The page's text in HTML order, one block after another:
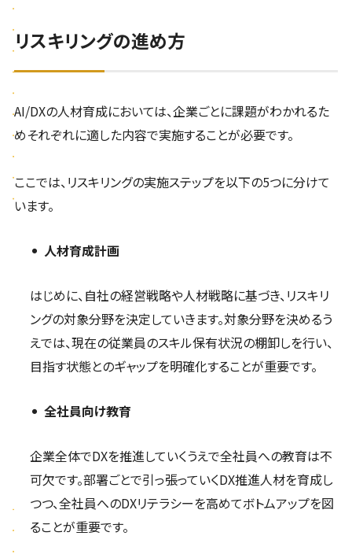
リスキリングの進め方
AI/DXの人材育成においては、企業ごとに課題がわかれるた
めそれぞれに適した内容で実施することが必要です。
ここでは、リスキリングの実施ステップを以下の5つに分けて
います。
人材育成計画
はじめに、自社の経営戦略や人材戦略に基づき、リスキリ
ングの対象分野を決定していきます。対象分野を決めるう
えでは、現在の従業員のスキル保有状況の棚卸しを行い、
目指す状態とのギャップを明確化することが重要です。
全社員向け教育
企業全体でDXを推進していくうえで全社員への教育は不
可欠です。部署ごとで引っ張っていくDX推進人材を育成し
つつ、全社員へのDXリテラシーを高めてボトムアップを図
ることが重要です。